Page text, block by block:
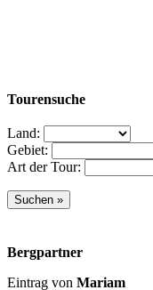
Tourensuche
Land:
Gebiet:
Art der Tour:
Bergpartner
Eintrag von Mariam